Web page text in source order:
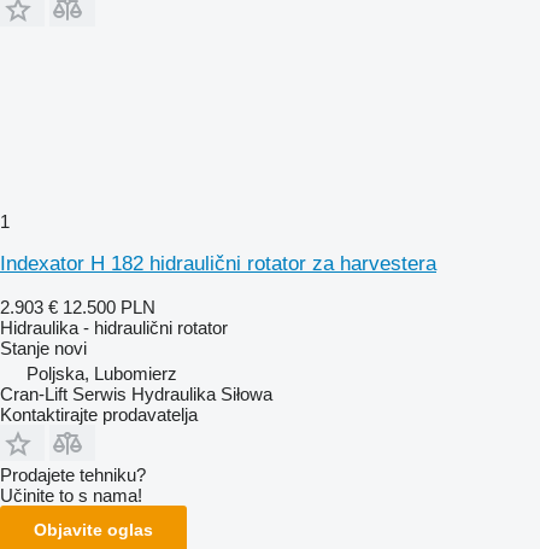
1
Indexator H 182 hidraulični rotator za harvestera
2.903 € 12.500 PLN
Hidraulika - hidraulični rotator
Stanje novi
Poljska, Lubomierz
Cran-Lift Serwis Hydraulika Siłowa
Kontaktirajte prodavatelja
Prodajete tehniku?
Učinite to s nama!
Objavite oglas